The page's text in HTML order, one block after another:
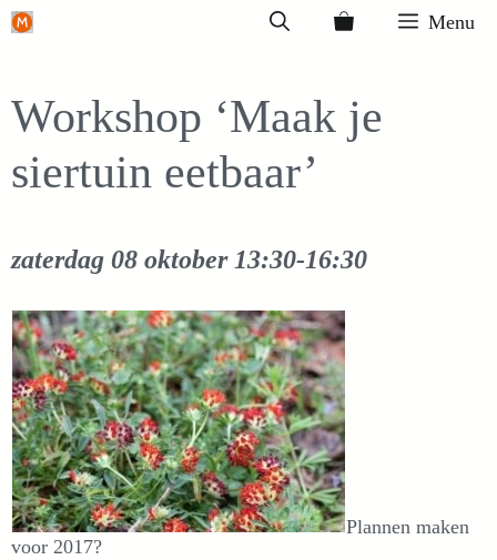
Ga
inhoud
Menu
Workshop ‘Maak je
siertuin eetbaar’
zaterdag 08 oktober 13:30-16:30
Plannen maken
voor 2017?